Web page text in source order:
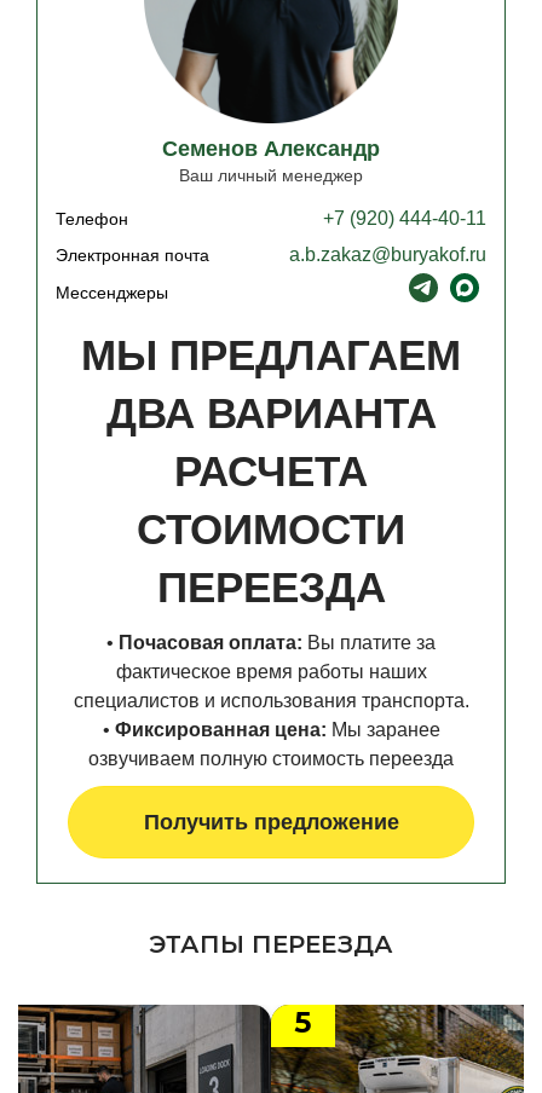
МЫ ПРЕДЛАГАЕМ
ДВА ВАРИАНТА
РАСЧЕТА
СТОИМОСТИ
ПЕРЕЕЗДА
• Почасовая оплата: Вы платите за
фактическое время работы наших
специалистов и использования транспорта.
• Фиксированная цена: Мы заранее
озвучиваем полную стоимость переезда
Получить предложение
Семенов Александр
Ваш личный менеджер
Телефон +7 (920) 444-40-11
Электронная почта a.b.zakaz@buryakof.ru
Мессенджеры
ЭТАПЫ ПЕРЕЕЗДА
5